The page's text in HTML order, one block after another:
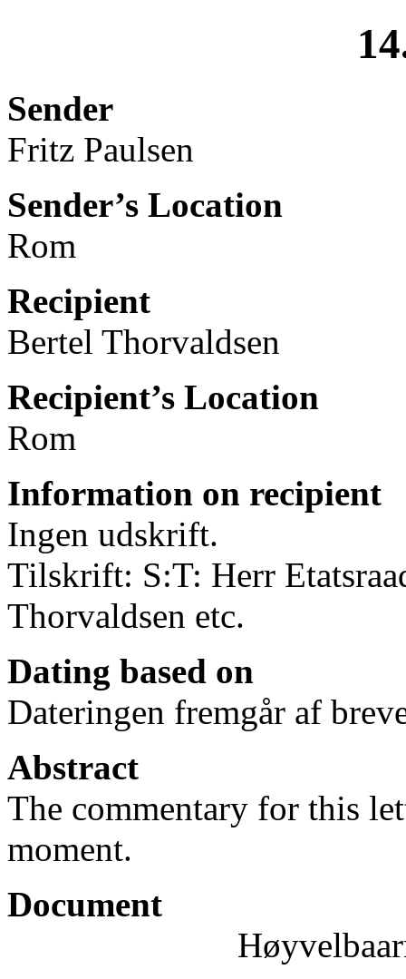
Sender
Fritz Paulsen
Sender’s Location
Rom
Recipient
Bertel Thorvaldsen
Recipient’s Location
Rom
Information on recipient
Ingen udskrift.
Tilskrift: S:T: Herr
Thorvaldsen etc.
Dating based on
Dateringen fremgår af
Abstract
The commentary for this
moment.
Document